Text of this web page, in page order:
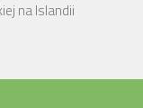
na Islandii